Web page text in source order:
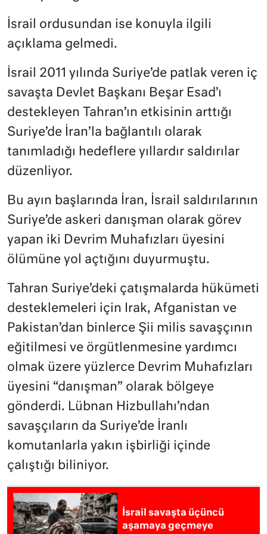
İsrail ordusundan ise konuyla ilgili
açıklama gelmedi.
İsrail 2011 yılında Suriye’de patlak veren iç
savaşta Devlet Başkanı Beşar Esad’ı
destekleyen Tahran’ın etkisinin arttığı
Suriye’de İran’la bağlantılı olarak
tanımladığı hedeflere yıllardır saldırılar
düzenliyor.
Bu ayın başlarında İran, İsrail saldırılarının
Suriye’de askeri danışman olarak görev
yapan iki Devrim Muhafızları üyesini
ölümüne yol açtığını duyurmuştu.
Tahran Suriye’deki çatışmalarda hükümeti
desteklemeleri için Irak, Afganistan ve
Pakistan’dan binlerce Şii milis savaşçının
eğitilmesi ve örgütlenmesine yardımcı
olmak üzere yüzlerce Devrim Muhafızları
üyesini “danışman” olarak bölgeye
gönderdi. Lübnan Hizbullahı’ndan
savaşçıların da Suriye’de İranlı
komutanlarla yakın işbirliği içinde
çalıştığı biliniyor.
İsrail savaşta üçüncü
aşamaya geçmeye